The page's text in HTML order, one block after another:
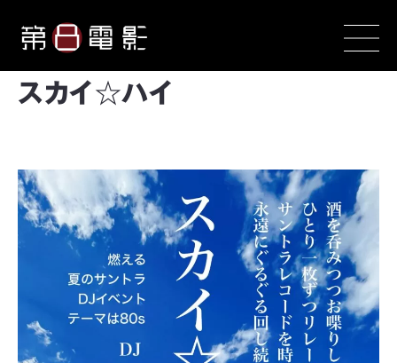
スカイ☆ハイ